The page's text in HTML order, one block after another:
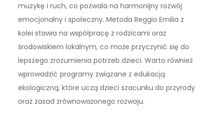
muzykę i ruch, co pozwala na harmonijny rozwój
emocjonalny i społeczny. Metoda Reggio Emilia z
kolei stawia na współpracę z rodzicami oraz
środowiskiem lokalnym, co może przyczynić się do
lepszego zrozumienia potrzeb dzieci. Warto również
wprowadzić programy związane z edukacją
ekologiczną, które uczą dzieci szacunku do przyrody
oraz zasad zrównoważonego rozwoju.